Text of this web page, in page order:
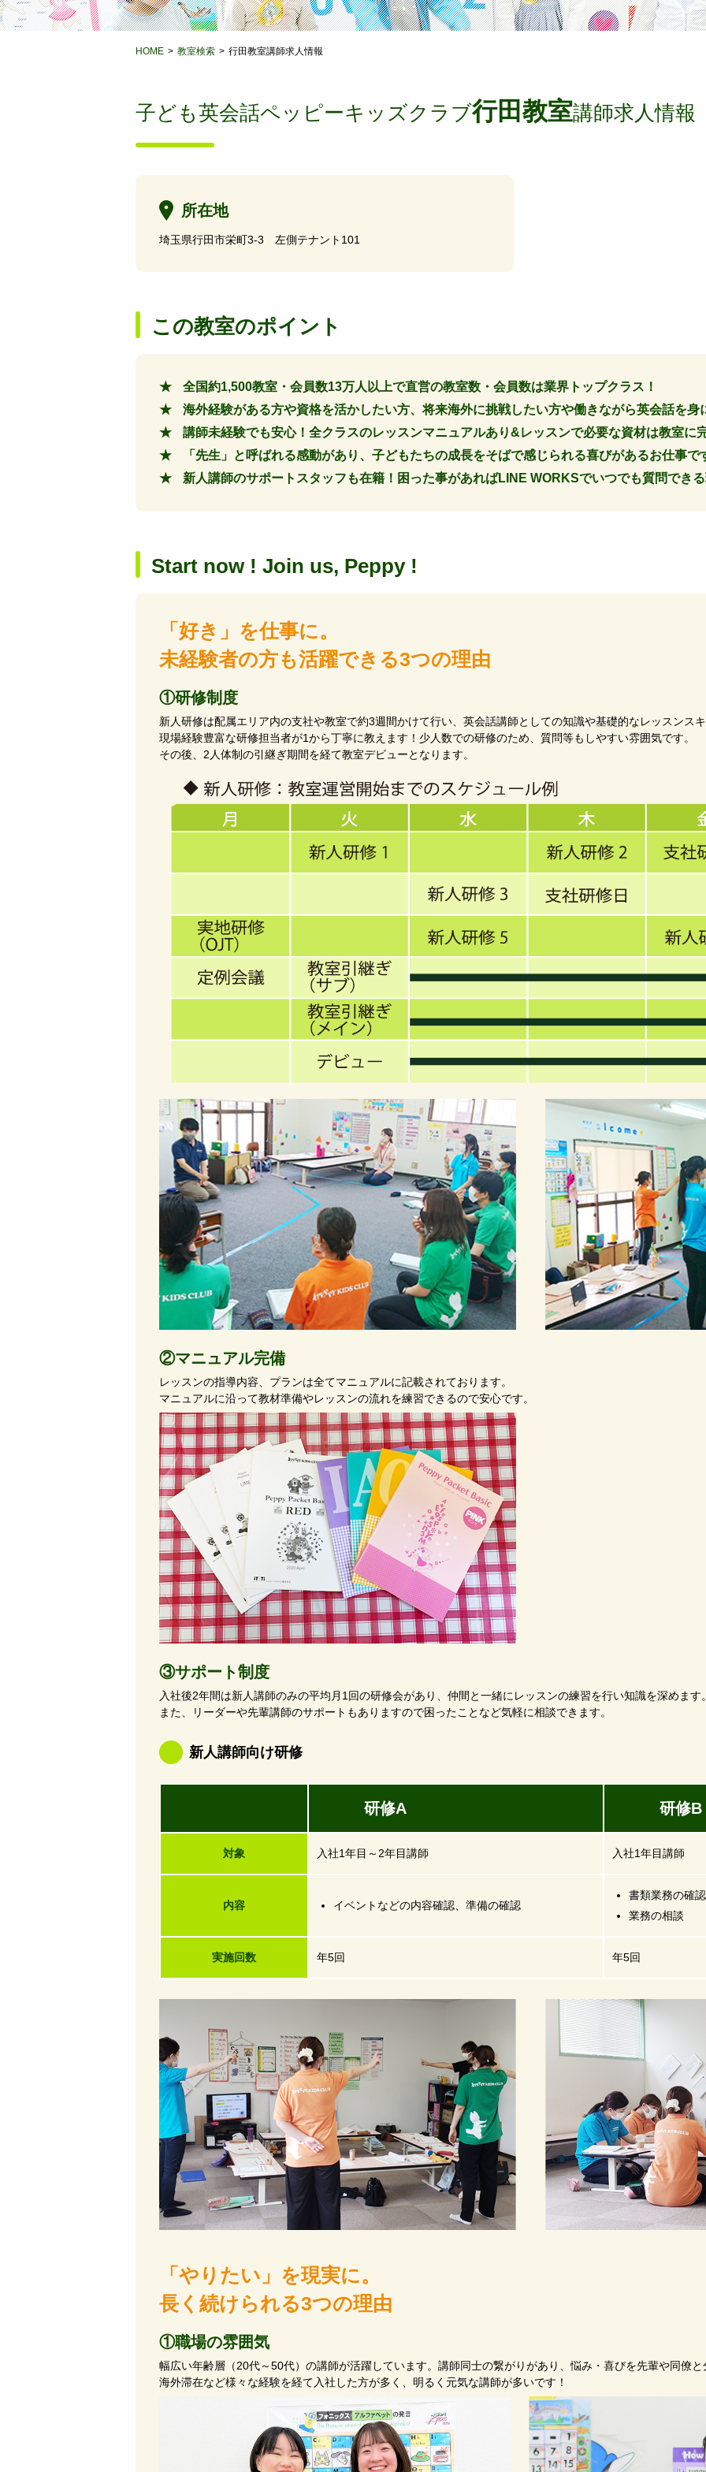
HOME 教室検索 行田教室講師求人情報
子ども英会話ペッピーキッズクラブ行田教室講師求人情報
所在地
埼玉県行田市栄町3-3 左側テナント101
この教室のポイント
全国約1,500教室・会員数13万人以上で直営の教室数・会員数は業界トップクラス！
海外経験がある方や資格を活かしたい方、将来海外に挑戦したい方や働きながら英会話を身
講師未経験でも安心！全クラスのレッスンマニュアルあり&レッスンで必要な資材は教室に
「先生」と呼ばれる感動があり、子どもたちの成長をそばで感じられる喜びがあるお仕事で
新人講師のサポートスタッフも在籍！困った事があればLINE WORKSでいつでも質問でき
Start now ! Join us, Peppy !
「好き」を仕事に。
未経験者の方も活躍できる3つの理由
①研修制度
新人研修は配属エリア内の支社や教室で約3週間かけて行い、英会話講師としての知識や基礎的なレッスンス
現場経験豊富な研修担当者が1から丁寧に教えます！少人数での研修のため、質問等もしやすい雰囲気です。
その後、2人体制の引継ぎ期間を経て教室デビューとなります。
②マニュアル完備
レッスンの指導内容、プランは全てマニュアルに記載されております。
マニュアルに沿って教材準備やレッスンの流れを練習できるので安心です。
③サポート制度
入社後2年間は新人講師のみの平均月1回の研修会があり、仲間と一緒にレッスンの練習を行い知識を深めます
また、リーダーや先輩講師のサポートもありますので困ったことなど気軽に相談できます。
新人講師向け研修
研修A 研修B
対象 入社1年目～2年目講師 入社1年目講師
内容 イベントなどの内容確認、準備の確認
書類業務の確認
業務の相談
実施回数 年5回 年5回
「やりたい」を現実に。
長く続けられる3つの理由
①職場の雰囲気
幅広い年齢層（20代～50代）の講師が活躍しています。講師同士の繋がりがあり、悩み・喜びを先輩や同僚
海外滞在など様々な経験を経て入社した方が多く、明るく元気な講師が多いです！